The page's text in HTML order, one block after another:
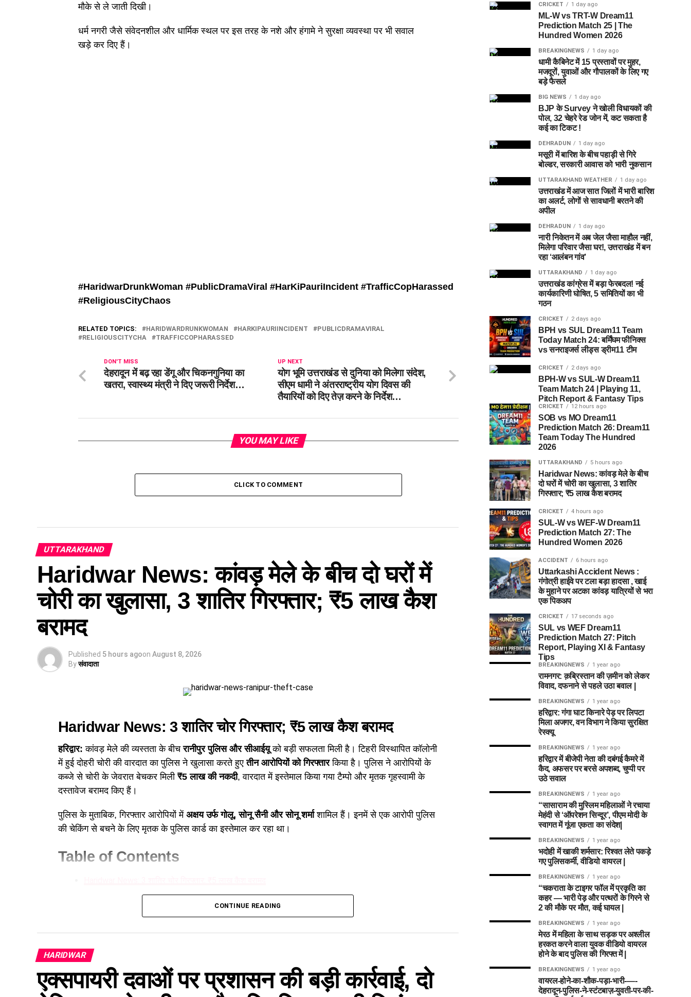
मौके से ले जाती दिखी।
धर्म नगरी जैसे संवेदनशील और धार्मिक स्थल पर इस तरह के नशे और हंगामे ने सुरक्षा व्यवस्था पर भी सवाल
खड़े कर दिए हैं।
#HaridwarDrunkWoman #PublicDramaViral #HarKiPauriIncident #TrafficCopHarassed
#ReligiousCityChaos
RELATED TOPICS: HARIDWARDRUNKWOMAN HARKIPAURIINCIDENT
PUBLICDRAMAVIRAL
RELIGIOUSCITYCHA
TRAFFICCOPHARASSED
UP NEXT
योग भूमि उत्तराखंड से दुनिया को मिलेगा संदेश,
सीएम धामी ने अंतरराष्ट्रीय योग दिवस की
तैयारियों को दिए तेज़ करने के निर्देश…
DON'T MISS
देहरादून में बढ़ रहा डेंगू और चिकनगुनिया का
खतरा, स्वास्थ्य मंत्री ने दिए जरूरी निर्देश…
YOU MAY LIKE
CLICK TO COMMENT
UTTARAKHAND
Haridwar News: कांवड़ मेले के बीच दो घरों में
चोरी का खुलासा, 3 शातिर गिरफ्तार; ₹5 लाख कैश
बरामद
Published 5 hours agoon August 8, 2026
Byसंवादाता
Haridwar News: 3 शातिर चोर गिरफ्तार; ₹5 लाख कैश बरामद
हरिद्वार: कांवड़ मेले की व्यस्तता के बीचरानीपुर पुलिस और सीआईयूको बड़ी सफलता मिली है। टिहरी विस्थापित कॉलोनी
में हुई दोहरी चोरी की वारदात का पुलिस ने खुलासा करते हुएतीन आरोपियों को गिरफ्तारकिया है। पुलिस ने आरोपियों के
कब्जे से चोरी के जेवरात बेचकर मिली ₹5 लाख की नकदी, वारदात में इस्तेमाल किया गया टैम्पो और मृतक गृहस्वामी के
दस्तावेज बरामद किए हैं।
पुलिस के मुताबिक, गिरफ्तार आरोपियों में अक्षय उर्फ गोलू, सोनू सैनी और सोनू शर्माशामिल हैं। इनमें से एक आरोपी पुलिस
की चेकिंग से बचने के लिए मृतक के पुलिस कार्ड का इस्तेमाल कर रहा था।
Table of Contents
29 जुलाई की रात हुई थी चोरी
CCTV फुटेज से पुलिस को मिला सुराग
BHEL स्टेडियम के पास से पहला आरोपी गिरफ्तार
धामपुर में बेचे थे चोरी के जेवर
₹5 लाख कैश समेत ये सामान बरामद
पुलिस के अनुसार बरामदगी
CONTINUE READING
HARIDWAR
एक्सपायरी दवाओं पर प्रशासन की बड़ी कार्रवाई, दो
CRICKET 1 day ago
ML-W vs TRT-W Dream11
Prediction Match 25 | The
Hundred Women 2026
BREAKINGNEWS 1 day ago
धामी कैबिनेट में 15 प्रस्तावों पर मुहर,
मजदूरों, युवाओं और गौपालकों के लिए गए
बड़े फैसले
BIG NEWS 1 day ago
BJP के Survey ने खोली विधायकों की
पोल, 32 चेहरे रेड जोन में, कट सकता है
कई का टिकट !
DEHRADUN 1 day ago
मसूरी में बारिश के बीच पहाड़ी से गिरे
बोल्डर, सरकारी आवास को भारी नुकसान
UTTARAKHAND WEATHER 1 day ago
उत्तराखंड में आज सात जिलों में भारी बारिश
का अलर्ट, लोगों से सावधानी बरतने की
अपील
DEHRADUN 1 day ago
नारी निकेतन में अब जेल जैसा माहौल नहीं,
मिलेगा परिवार जैसा घर!, उत्तराखंड में बन
रहा ‘आलंबन गांव’
UTTARAKHAND 1 day ago
उत्तराखंड कांग्रेस में बड़ा फेरबदल! नई
कार्यकारिणी घोषित, 5 समितियों का भी
गठन
CRICKET 2 days ago
BPH vs SUL Dream11 Team
Today Match 24: बर्मिंघम फीनिक्स
vs सनराइजर्स लीड्स ड्रीम11 टीम
CRICKET 2 days ago
BPH-W vs SUL-W Dream11
Team Match 24 | Playing 11,
Pitch Report & Fantasy Tips
CRICKET 12 hours ago
SOB vs MO Dream11
Prediction Match 26: Dream11
Team Today The Hundred
2026
UTTARAKHAND 5 hours ago
Haridwar News: कांवड़ मेले के बीच
दो घरों में चोरी का खुलासा, 3 शातिर
गिरफ्तार; ₹5 लाख कैश बरामद
CRICKET 4 hours ago
SUL-W vs WEF-W Dream11
Prediction Match 27: The
Hundred Women 2026
ACCIDENT 6 hours ago
Uttarkashi Accident News :
गंगोत्री हाईवे पर टला बड़ा हादसा , खाई
के मुहाने पर अटका कांवड़ यात्रियों से भरा
एक पिकअप
CRICKET 17 seconds ago
SUL vs WEF Dream11
Prediction Match 27: Pitch
Report, Playing XI & Fantasy
Tips
BREAKINGNEWS 1 year ago
रामनगर: क़ब्रिस्तान की ज़मीन को लेकर
विवाद, दफनाने से पहले उठा बवाल |
BREAKINGNEWS 1 year ago
हरिद्वार: गंगा घाट किनारे पेड़ पर लिपटा
मिला अजगर, वन विभाग ने किया सुरक्षित
रेस्क्यू
BREAKINGNEWS 1 year ago
हरिद्वार में बीजेपी नेता की दबंगई कैमरे में
कैद, अफसर पर बरसे अपशब्द, चुप्पी पर
उठे सवाल
BREAKINGNEWS 1 year ago
“सासाराम की मुस्लिम महिलाओं ने रचाया
मेहंदी से ‘ऑपरेशन सिन्दूर’, पीएम मोदी के
स्वागत में गूंजा एकता का संदेश|
BREAKINGNEWS 1 year ago
भदोही में खाकी शर्मसार: रिश्वत लेते पकड़े
गए पुलिसकर्मी, वीडियो वायरल |
BREAKINGNEWS 1 year ago
“चकराता के टाइगर फॉल में प्रकृति का
कहर — भारी पेड़ और पत्थरों के गिरने से
2 की मौके पर मौत, कई घायल |
BREAKINGNEWS 1 year ago
मेरठ में महिला के साथ सड़क पर अश्लील
हरकत करने वाला युवक वीडियो वायरल
होने के बाद पुलिस की गिरफ्त में |
BREAKINGNEWS 1 year ago
वायरल-होने-का-शौक-पड़ा-भारी-—-
देहरादून-पुलिस-ने-स्टंटबाज़-युवती-पर-की-